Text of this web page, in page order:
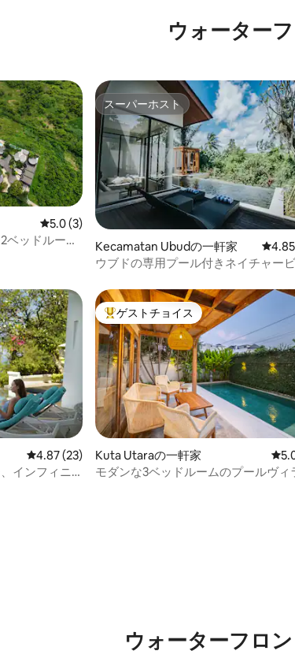
ウォーター
レビュー3件、5つ星中5.0つ星の平均評価
5.0 (3)
ベッドルーム
スーパーホスト
スーパーホスト
Kecamatan Ubudの一軒家 レビ
ウブドの専用プール付きネイチャー
レビュー23件、5つ星中4.87つ星の平均評価
4.87 (23)
インフィニ
大好評のゲストチョイスです。
ゲストチョイス
Kuta Utaraの一軒家 レ
モダンな3ベッドルームのプールヴィ
ウォーターフロ